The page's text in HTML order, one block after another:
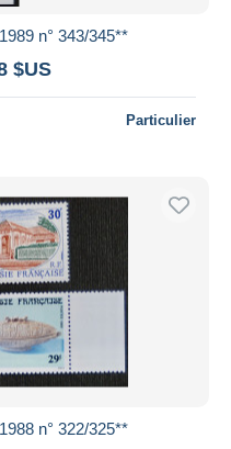
n° 343/345**
$US
Particulier
n° 322/325**